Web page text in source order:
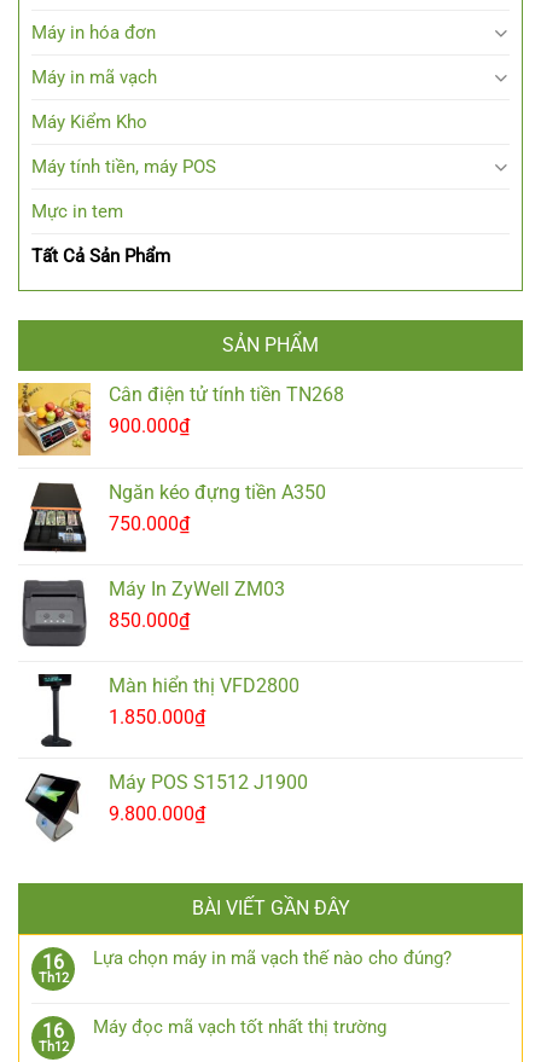
Máy in hóa đơn
Máy in mã vạch
Máy Kiểm Kho
Máy tính tiền, máy POS
Mực in tem
Tất Cả Sản Phẩm
SẢN PHẨM
Cân điện tử tính tiền TN268
900.000₫
Ngăn kéo đựng tiền A350
750.000₫
Máy In ZyWell ZM03
850.000₫
Màn hiển thị VFD2800
1.850.000₫
Máy POS S1512 J1900
9.800.000₫
BÀI VIẾT GẦN ĐÂY
16
Th12
Lựa chọn máy in mã vạch thế nào cho đúng?
16
Th12
Máy đọc mã vạch tốt nhất thị trường